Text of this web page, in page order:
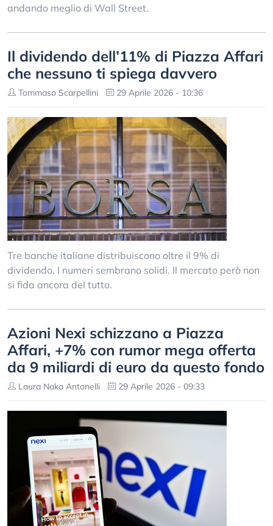
andando meglio di Wall Street.
Il dividendo dell’11% di Piazza Affari
che nessuno ti spiega davvero
Tommaso Scarpellini 29 Aprile 2026 - 10:36
Tre banche italiane distribuiscono oltre il 9% di
dividendo. I numeri sembrano solidi. Il mercato però non
si fida ancora del tutto.
Azioni Nexi schizzano a Piazza
Affari, +7% con rumor mega offerta
da 9 miliardi di euro da questo fondo
Laura Naka Antonelli 29 Aprile 2026 - 09:33